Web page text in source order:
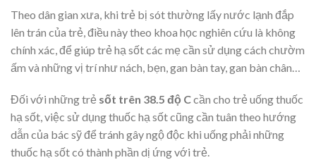
Theo dân gian xưa, khi trẻ bị sót thường lấy nước lạnh đắp
lên trán của trẻ, điều này theo khoa học nghiên cứu là không
chính xác, để giúp trẻ hạ sốt các mẹ cần sử dụng cách chườm
ấm và những vị trí như nách, bẹn, gan bàn tay, gan bàn chân…
Đối với những trẻ sốt trên 38.5 độ Ccần cho trẻ uống thuốc
hạ sốt, việc sử dụng thuốc hạ sốt cũng cần tuân theo hướng
dẫn của bác sỹ để tránh gây ngộ độc khi uống phải những
thuốc hạ sốt có thành phần dị ứng với trẻ.